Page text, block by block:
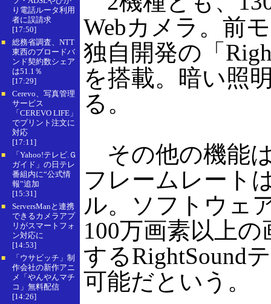
り電話ルータ利用
者に誤請求
[17:50]
■
総務省調査、NTT
東西のブロードバ
ンド契約数シェア
は51.1％
[17:29]
■
Cerevo、写真管理
サービス
「CEREVO LIFE」
でプリント注文に
対応
[17:11]
■
「Yahoo!テレビ.Ｇ
ガイド」の日テレ
番組内に“公式情
報”追加
[15:31]
■
ServersManと連携
できるカメラアプ
リがスマートフォ
ン対応に
[14:53]
■
「ウサビッチ」制
作会社の新作アニ
メ「やんやんマチ
コ」無料配信
[14:26]
Webカメラ。前
独自開発の「
を搭載。暗い照
る。
その他の機能
フレームレート
ル。ソフトウェ
100万画素以上
するRightSound
可能だという。